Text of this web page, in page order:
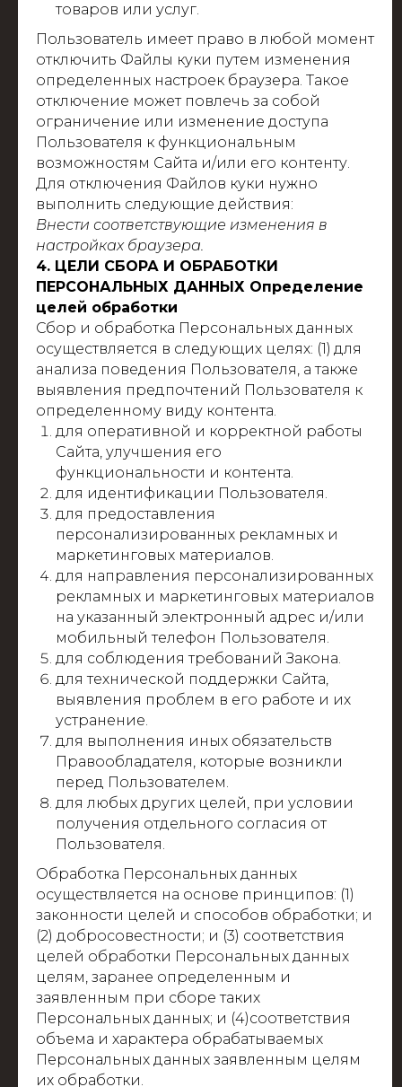
товаров или услуг.
Пользователь имеет право в любой момент
отключить Файлы куки путем изменения
определенных настроек браузера. Такое
отключение может повлечь за собой
ограничение или изменение доступа
Пользователя к функциональным
возможностям Сайта и/или его контенту.
Для отключения Файлов куки нужно
выполнить следующие действия:
Внести соответствующие изменения в
настройках браузера.
4. ЦЕЛИ СБОРА И ОБРАБОТКИ
ПЕРСОНАЛЬНЫХ ДАННЫХ Определение
целей обработки
Сбор и обработка Персональных данных
осуществляется в следующих целях: (1) для
анализа поведения Пользователя, а также
выявления предпочтений Пользователя к
определенному виду контента.
для оперативной и корректной работы
Сайта, улучшения его
функциональности и контента.
для идентификации Пользователя.
для предоставления
персонализированных рекламных и
маркетинговых материалов.
для направления персонализированных
рекламных и маркетинговых материалов
на указанный электронный адрес и/или
мобильный телефон Пользователя.
для соблюдения требований Закона.
для технической поддержки Сайта,
выявления проблем в его работе и их
устранение.
для выполнения иных обязательств
Правообладателя, которые возникли
перед Пользователем.
для любых других целей, при условии
получения отдельного согласия от
Пользователя.
Обработка Персональных данных
осуществляется на основе принципов: (1)
законности целей и способов обработки; и
(2) добросовестности; и (3) соответствия
целей обработки Персональных данных
целям, заранее определенным и
заявленным при сборе таких
Персональных данных; и (4)соответствия
объема и характера обрабатываемых
Персональных данных заявленным целям
их обработки.